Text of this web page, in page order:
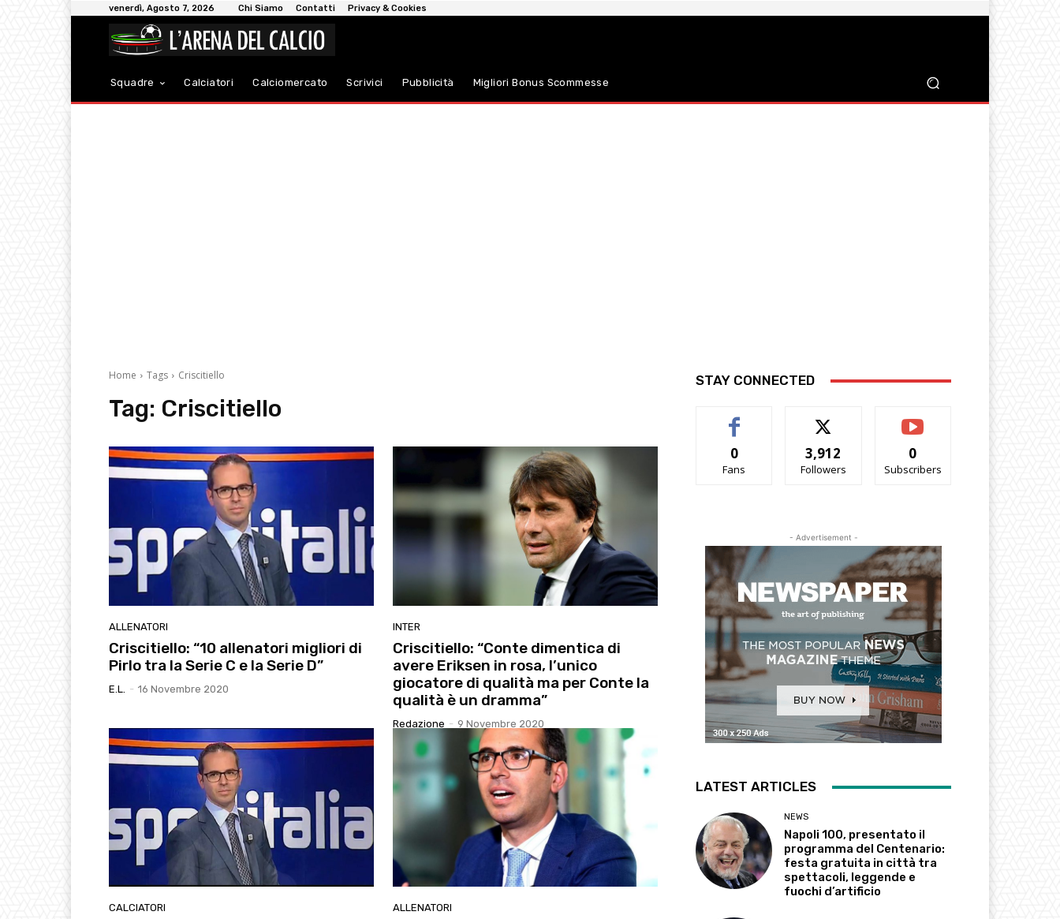
venerdì, Agosto 7, 2026 Chi Siamo Contatti Privacy & Cookies
Squadre Calciatori Calciomercato Scrivici Pubblicità Migliori Bonus Scommesse
Home Tags Criscitiello
Tag: Criscitiello
ALLENATORI
Criscitiello: “10 allenatori migliori di
Pirlo tra la Serie C e la Serie D”
E.l. - 16 Novembre 2020
INTER
Criscitiello: “Conte dimentica di
avere Eriksen in rosa, l’unico
giocatore di qualità ma per Conte la
qualità è un dramma”
Redazione - 9 Novembre 2020
CALCIATORI ALLENATORI
STAY CONNECTED
0
Fans
3,912
Followers
0
Subscribers
- Advertisement -
LATEST ARTICLES
NEWS
Napoli 100, presentato il
programma del Centenario:
festa gratuita in città tra
spettacoli, leggende e
fuochi d’artificio